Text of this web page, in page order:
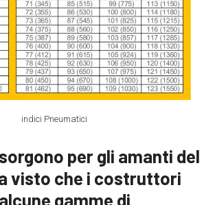
indici Pneumatici
per gli amanti del
visto che i costruttori
gamme di